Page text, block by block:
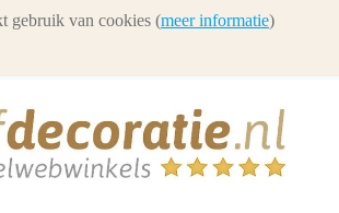
gebruik van cookies (meer informatie)